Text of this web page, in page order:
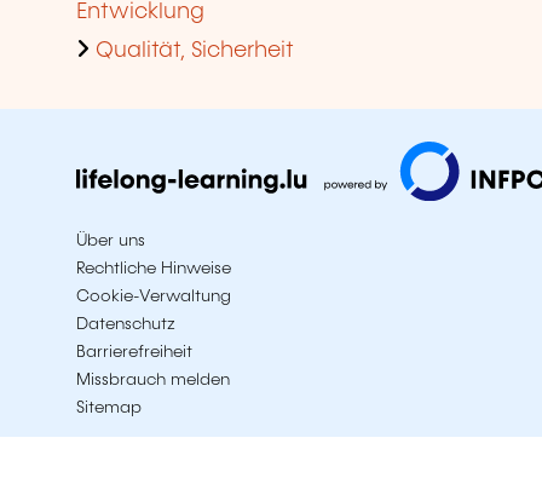
Entwicklung
Qualität, Sicherheit
Über uns
Rechtliche Hinweise
Cookie-Verwaltung
Datenschutz
Barrierefreiheit
Missbrauch melden
Sitemap